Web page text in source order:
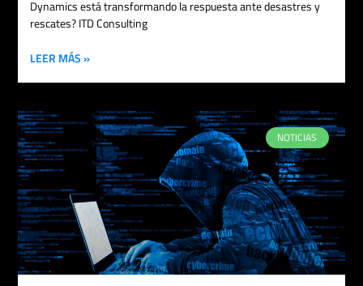
Dynamics está transformando la respuesta ante desastres y
rescates? ITD Consulting
LEER MÁS »
NOTICIAS